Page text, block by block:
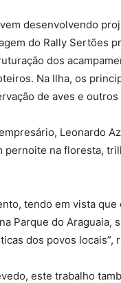
desenvolvendo
do Rally Sertões
dos
Na Ilha, os
de aves e
Leonardo
pernoite na floresta,
tendo em vista
Parque do Araguaia,
dos povos locais”,
este trabalho